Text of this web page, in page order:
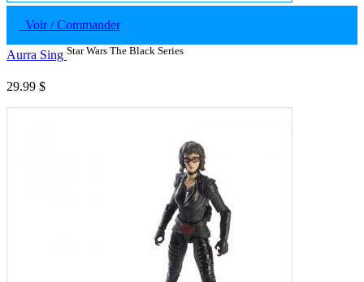
Voir / Commander
Aurra Sing Star Wars The Black Series
29.99 $